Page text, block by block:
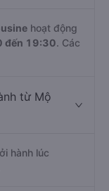
hoạt động
đến 19:30. Các
từ Mộ
hành lúc